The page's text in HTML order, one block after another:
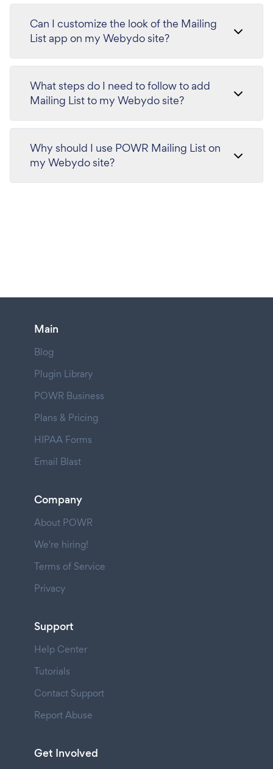
Can I customize the look of the Mailing
List app on my Webydo site?
What steps do I need to follow to add
Mailing List to my Webydo site?
Why should I use POWR Mailing List on
my Webydo site?
Main
Blog
Plugin Library
POWR Business
Plans & Pricing
HIPAA Forms
Email Blast
Company
About POWR
We're hiring!
Terms of Service
Privacy
Support
Help Center
Tutorials
Contact Support
Report Abuse
Get Involved